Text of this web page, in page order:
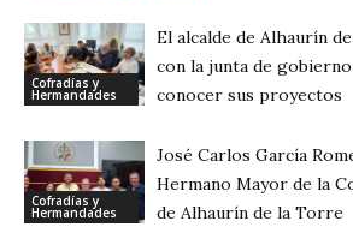
Cofradías y
Hermandades
El alcalde de Alhaurín
con la junta de
conocer sus proyectos
Cofradías y
Hermandades
José Carlos García
Hermano Mayor de la
de Alhaurín de la Torre